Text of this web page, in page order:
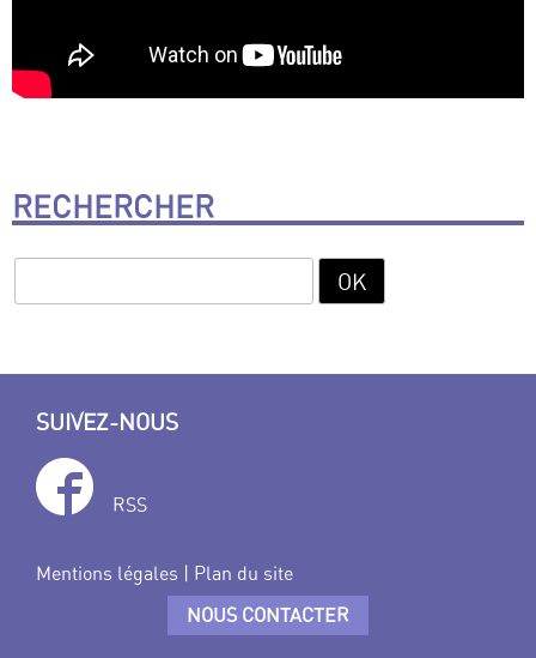
RECHERCHER
SUIVEZ-NOUS
RSS
Mentions légales | Plan du site
NOUS CONTACTER